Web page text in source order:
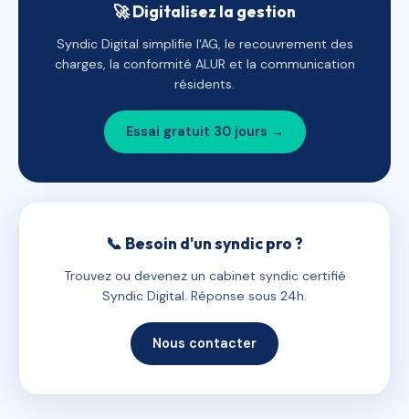
🚀 Digitalisez la gestion
Syndic Digital simplifie l'AG, le recouvrement des
charges, la conformité ALUR et la communication
résidents.
Essai gratuit 30 jours →
📞 Besoin d'un syndic pro ?
Trouvez ou devenez un cabinet syndic certifié
Syndic Digital. Réponse sous 24h.
Nous contacter